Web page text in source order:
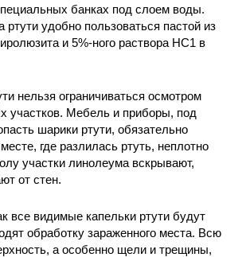
банках под слоем воды.
ртути удобно пользоваться пастой из
и 5%-ного раствора НС1 в
нельзя ограничиваться осмотром
участков. Мебель и приборы, под
шарики ртути, обязательно
где разлилась ртуть, неплотно
участки линолеума вскрывают,
от стен.
все видимые капельки ртути будут
обработку зараженного места. Всю
а особенно щели и трещины,